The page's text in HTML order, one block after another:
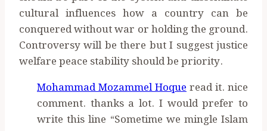
cultural influences how a country can be
conquered without war or holding the ground.
Controversy will be there but I suggest justice
welfare peace stability should be priority.
Mohammad Mozammel Hoqueread it. nice
comment. thanks a lot. I would prefer to
write this line “Sometime we mingle Islam